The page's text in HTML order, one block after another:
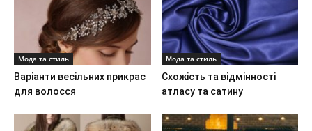
Мода та стиль
Варіанти весільних прикрас
для волосся
Мода та стиль
Схожість та відмінності
атласу та сатину